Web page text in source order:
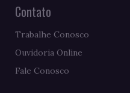
Contato
Trabalhe Conosco
Ouvidoria Online
Fale Conosco